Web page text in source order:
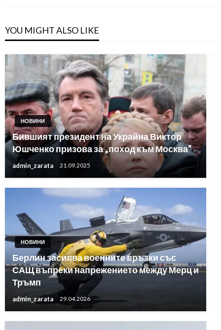
YOU MIGHT ALSO LIKE
НОВИНИ
Бившият президент на Украйна Виктор
Юшченко призова за „поход към Москва“
admin_zarata 21.09.2025
НОВИНИ
Берлин засилва военните връзки със
САЩ въпреки напрежението между Мерц и
Тръмп
admin_zarata 29.04.2026